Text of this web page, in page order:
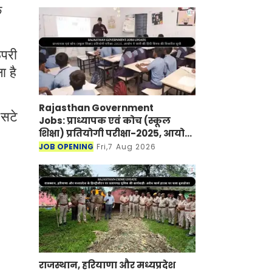
है
सटे
Rajasthan Government
Jobs: प्राध्यापक एवं कोच (स्कूल
शिक्षा) प्रतियोगी परीक्षा-2025, आयोग
ने जारी की हिंदी विषय की विचारित
JOB OPENING Fri,7 Aug 2026
राजस्थान, हरियाणा और मध्यप्रदेश